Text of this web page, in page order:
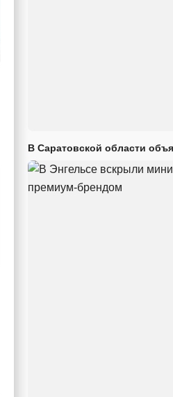
В Саратовской области